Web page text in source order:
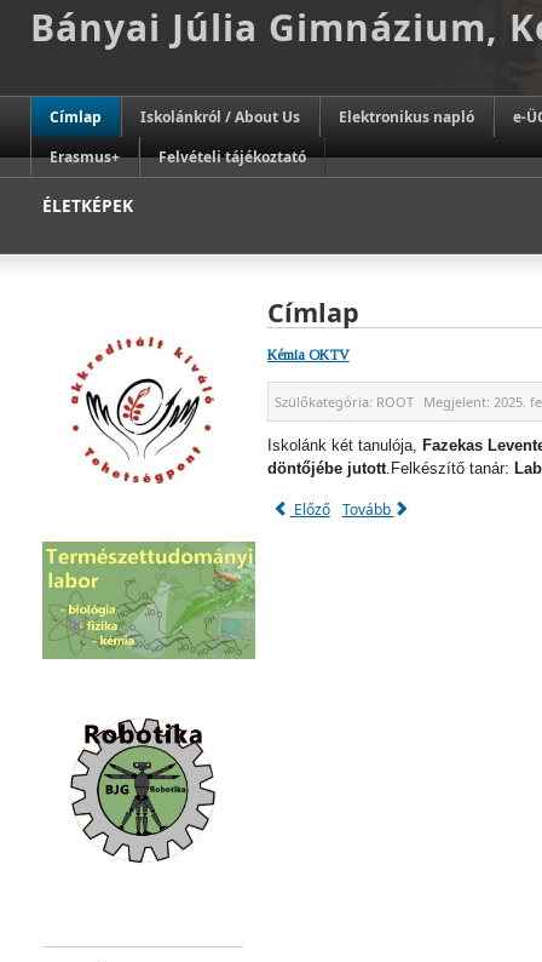
Bányai Júlia Gimnázium,
Címlap Iskolánkról / About Us Elektronikus napló
e-
Erasmus+
Felvételi tájékoztató
ÉLETKÉPEK
Címlap
Kémia OKTV
Szülőkategória: ROOT Megjelent: 2025.
Iskolánk két tanulója, Fazekas
döntőjébe jutott.Felkészítő tanár:
Előző Tovább